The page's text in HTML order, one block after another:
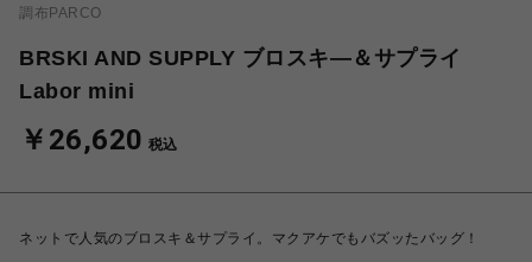
調布PARCO
BRSKI AND SUPPLY ブロスキ―＆サプライ
Labor mini
￥26,620 税込
ネットで人気のブロスキ＆サプライ。マクアケでもバズッたバッグ！